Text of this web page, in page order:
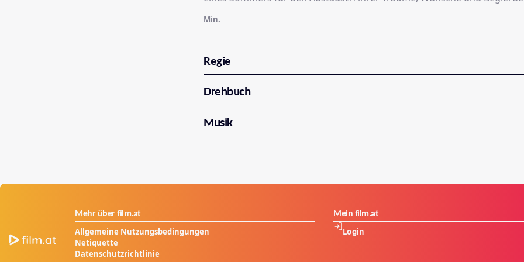
Min.
Regie
Drehbuch
Musik
Mehr über film.at
Allgemeine Nutzungsbedingungen
Netiquette
Datenschutzrichtlinie
Mein film.at
Login